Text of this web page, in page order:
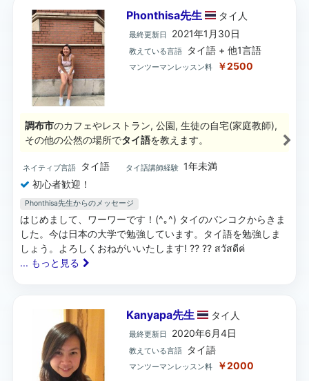
Phonthisa先生 タイ 人
最終更新日 2021年1月30日
教えている言語 タイ語 + 他1言語
マンツーマンレッスン料 ￥2500
調布市のカフェやレストラン, 公園, 生徒の自宅(家庭教師),
その他の公然の場所でタイ語を教えます。
ネイティブ言語 タイ語 タイ語講師経験 1年未満
初心者歓迎！
Phonthisa先生からのメッセージ
はじめまして、ワーワーです！(^｡^) タイのバンコクからきま
した。今は日本の大学で勉強しています。タイ語を勉強しま
しょう。よろしくおねがいいたします! ?? ?? สวัสดีค่
... もっと見る
Kanyapa先生 タイ 人
最終更新日 2020年6月4日
教えている言語 タイ語
マンツーマンレッスン料 ￥2000